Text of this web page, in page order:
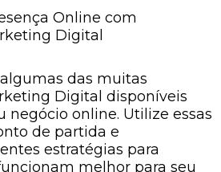
Online com
Digital
das muitas
Digital disponíveis
negócio online. Utilize essas
de partida e
estratégias para
melhor para seu